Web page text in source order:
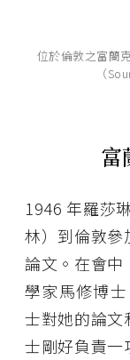
位於倫敦之富蘭
（
富
1946 年羅莎
林）到倫敦參
論文。在會中
學家馬修博
士對她的論文
士剛好負責一